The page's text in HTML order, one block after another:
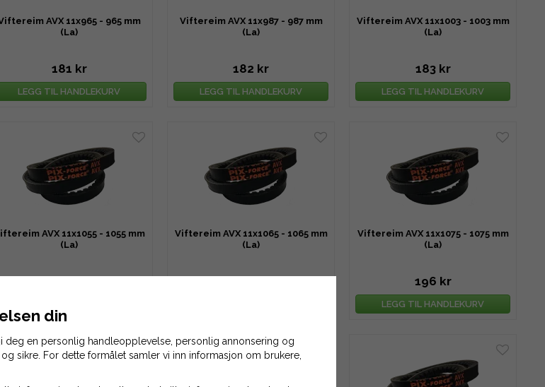
AVX 11x965 - 965 mm
(La)
181 kr
LEGG TIL HANDLEKURV
Viftereim AVX 11x987 - 987 mm
(La)
182 kr
LEGG TIL HANDLEKURV
Viftereim AVX 11x1003 - 1003 mm
(La)
183 kr
LEGG TIL HANDLEKURV
AVX 11x1055 - 1055 mm
(La)
Viftereim AVX 11x1065 - 1065 mm
(La)
Viftereim AVX 11x1075 - 1075 mm
(La)
196 kr
LEGG TIL HANDLEKURV
din
deg en personlig handleopplevelse, personlig annonsering og
sikre. For dette formålet samler vi inn informasjon om brukere,